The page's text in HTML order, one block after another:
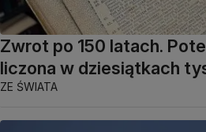
Zwrot po 150 latach.
liczona w dziesiątkach
ZE ŚWIATA